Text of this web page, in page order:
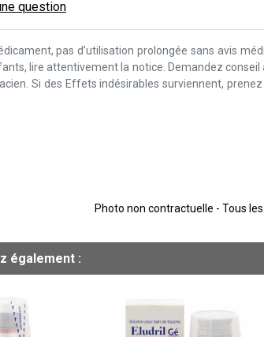
question
pas d’utilisation prolongée sans avis
lire attentivement la notice. Demandez conseil
Si des Effets indésirables surviennent,
Photo non contractuelle - Tous
également :